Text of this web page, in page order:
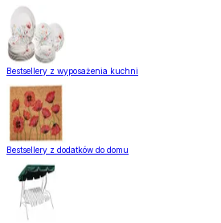
Bestsellery z wyposażenia kuchni
Bestsellery z dodatków do domu